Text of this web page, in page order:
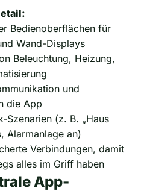
Bedienoberflächen für
Wand-Displays
Beleuchtung, Heizung,
und
die App
Szenarien (z. B. „Haus
Alarmanlage an)
Verbindungen, damit
alles im Griff haben
App-